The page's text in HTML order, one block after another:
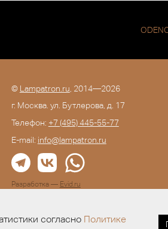
согласно Политике
© Lampatron.ru , 2014—2026
г. Москва. ул. Бутлерова, д. 17
Телефон: +7 (495) 445-55-77
E-mail: info@lampatron.ru
Разработка — Evid.ru